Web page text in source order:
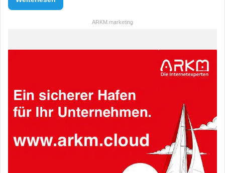
ARKM.marketing